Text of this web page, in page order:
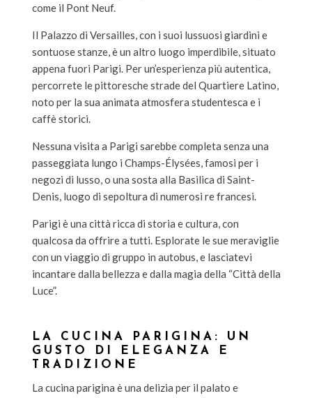
come il Pont Neuf.
Il Palazzo di Versailles, con i suoi lussuosi giardini e
sontuose stanze, è un altro luogo imperdibile, situato
appena fuori Parigi. Per un’esperienza più autentica,
percorrete le pittoresche strade del Quartiere Latino,
noto per la sua animata atmosfera studentesca e i
caffè storici.
Nessuna visita a Parigi sarebbe completa senza una
passeggiata lungo i Champs-Élysées, famosi per i
negozi di lusso, o una sosta alla Basilica di Saint-
Denis, luogo di sepoltura di numerosi re francesi.
Parigi è una città ricca di storia e cultura, con
qualcosa da offrire a tutti. Esplorate le sue meraviglie
con un viaggio di gruppo in autobus, e lasciatevi
incantare dalla bellezza e dalla magia della “Città della
Luce”.
LA CUCINA PARIGINA: UN
GUSTO DI ELEGANZA E
TRADIZIONE
La cucina parigina è una delizia per il palato e